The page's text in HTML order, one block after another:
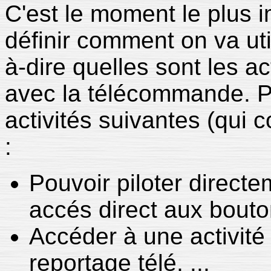
C'est le moment le plus
définir comment on va
à-dire quelles sont les
avec la télécommande.
activités suivantes (qui
:
Pouvoir piloter
accés direct aux
Accéder à une
reportage télé, ...